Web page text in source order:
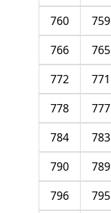
759
760
765
766
771
772
777
778
783
784
789
790
795
796